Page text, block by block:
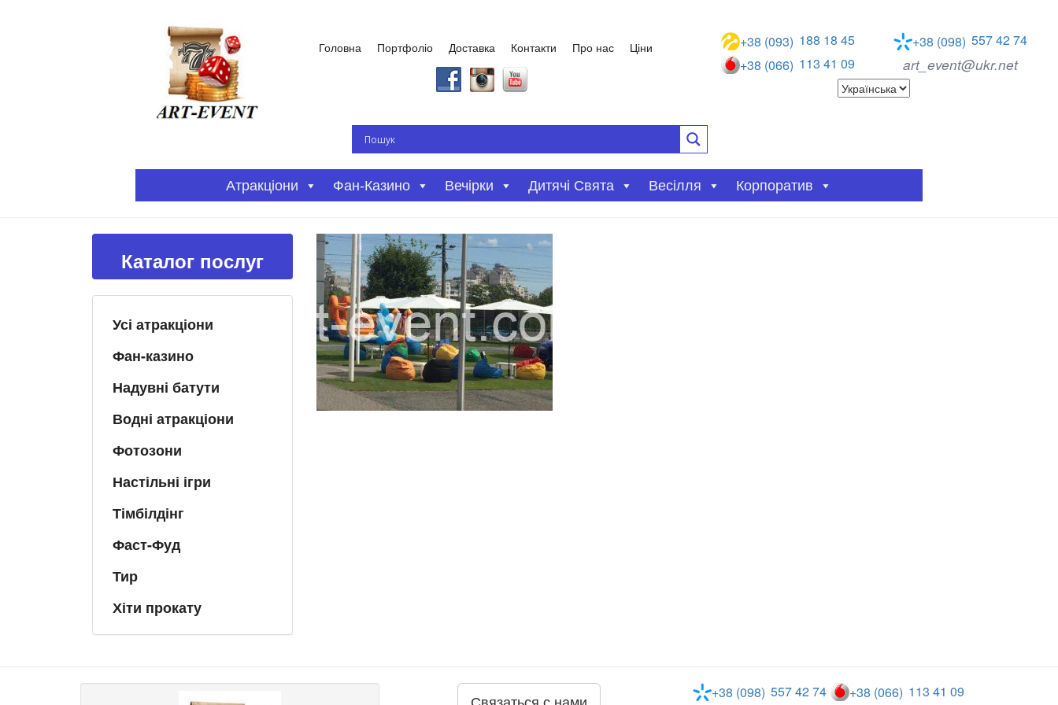
Головна Портфоліо Доставка Контакти Про нас Ціни +38 (093) 188 18 45 +38 (098) 557 42 74
+38 (066) 113 41 09 art_event@ukr.net
Атракціони Фан-Казино Вечірки Дитячі Свята Весілля Корпоратив
Каталог послуг
Усі атракціони
Фан-казино
Надувні батути
Водні атракціони
Фотозони
Настільні ігри
Тімбілдінг
Фаст-Фуд
Тир
Хіти прокату
Связаться с нами +38 (098) 557 42 74 +38 (066) 113 41 09